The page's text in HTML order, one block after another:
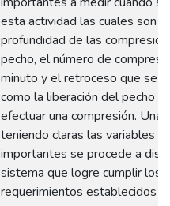
esta actividad las cuales son la
profundidad de las
pecho, el número de
minuto y el retroceso que se
como la liberación del pecho
efectuar una compresión. Una
teniendo claras las variables
importantes se procede a
sistema que logre cumplir los
requerimientos establecidos